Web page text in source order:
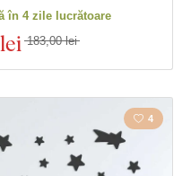
în 4 zile lucrătoare
183,00 lei
4